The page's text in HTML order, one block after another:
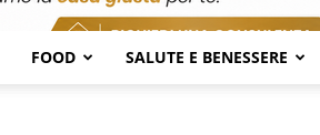
FOOD SALUTE E BENESSERE